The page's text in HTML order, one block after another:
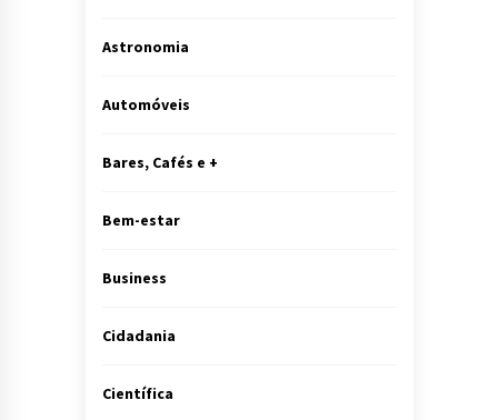
Astronomia
Automóveis
Bares, Cafés e +
Bem-estar
Business
Cidadania
Científica